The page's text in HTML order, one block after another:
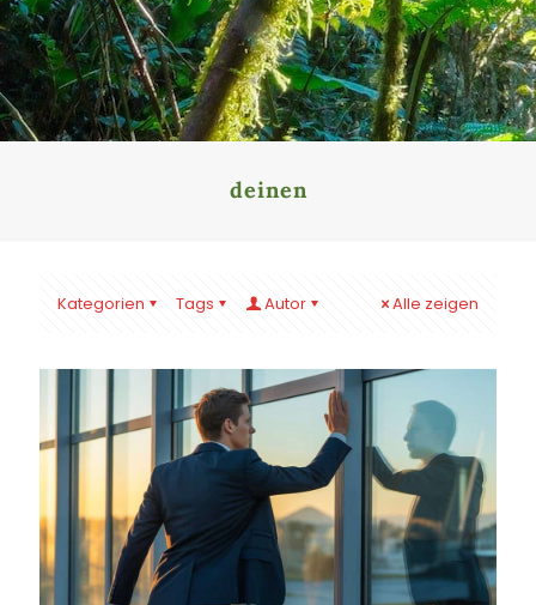
deinen
Kategorien Tags Autor Alle zeigen